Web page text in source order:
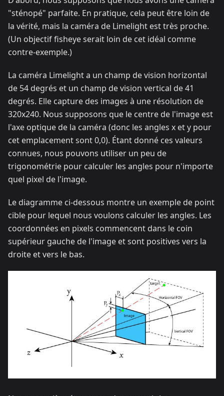
"sténopé" parfaite. En pratique, cela peut être loin de
la vérité, mais la caméra de Limelight est très proche.
(Un objectif fisheye serait loin de cet idéal comme
contre-exemple.)
La caméra Limelight a un champ de vision horizontal
de 54 degrés et un champ de vision vertical de 41
degrés. Elle capture des images à une résolution de
320x240. Nous supposons que le centre de l'image est
l'axe optique de la caméra (donc les angles x et y pour
cet emplacement sont 0,0). Étant donné ces valeurs
connues, nous pouvons utiliser un peu de
trigonométrie pour calculer les angles pour n'importe
quel pixel de l'image.
Le diagramme ci-dessous montre un exemple de point
cible pour lequel nous voulons calculer les angles. Les
coordonnées en pixels commencent dans le coin
supérieur gauche de l'image et sont positives vers la
droite et vers le bas.